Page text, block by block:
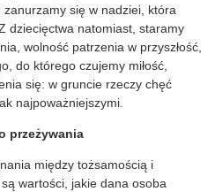
zanurzamy się w nadziei, która
dziecięctwa natomiast, staramy
wolność patrzenia w przyszłość,
do którego czujemy miłość,
się: w gruncie rzeczy chęć
najpoważniejszymi.
przeżywania
między tożsamością i
wartości, jakie dana osoba